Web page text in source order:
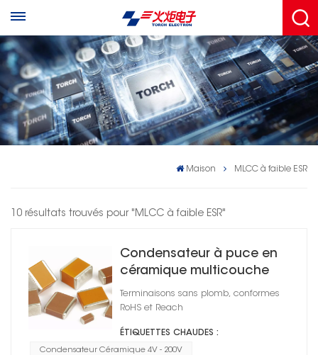
Maison MLCC à faible ESR
10 résultats trouvés pour "MLCC à faible ESR"
Condensateur à puce en
céramique multicouche
CMS
Terminaisons sans plomb, conformes
RoHS et Reach
ÉTIQUETTES CHAUDES :
Condensateur Céramique 4V - 200V